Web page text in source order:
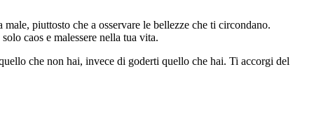
piuttosto che a osservare le bellezze che ti circondano.
caos e malessere nella tua vita.
che non hai, invece di goderti quello che hai. Ti accorgi del